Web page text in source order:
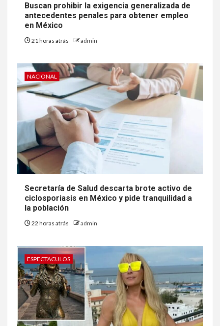
Buscan prohibir la exigencia generalizada de
antecedentes penales para obtener empleo
en México
21 horas atrás admin
NACIONAL
Secretaría de Salud descarta brote activo de
ciclosporiasis en México y pide tranquilidad a
la población
22 horas atrás admin
ESPECTACULOS